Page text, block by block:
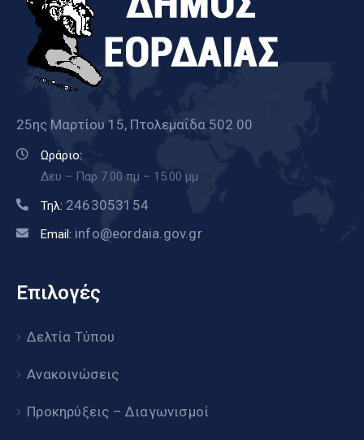
25ης Μαρτίου 15, Πτολεμαΐδα 502 00
Ωράριο:
Δευ – Παρ 7.00 πμ – 15.00 μμ
Τηλ: 2463053154
Email: info@eordaia.gov.gr
Επιλογές
Δελτία Τύπου
Ανακοινώσεις
Προκηρύξεις – Διαγωνισμοί